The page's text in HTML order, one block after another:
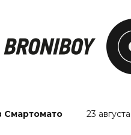
Смартомато 23